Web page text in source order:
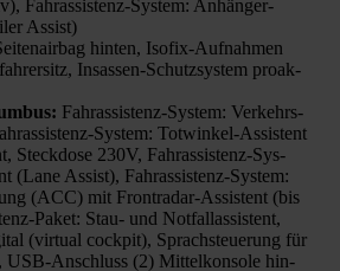
Fahr­as­sis­tenz-Sys­tem: Anhän­ger-
Assist)
hin­ten, Iso­fix-Auf­nah­men
Insas­sen-Schutz­sys­tem pro­ak­
Fahr­as­sis­tenz-Sys­tem: Ver­kehrs­
Sys­tem: Tot­win­kel-Assis­tent
Steck­do­se 230V, Fahr­as­sis­tenz-Sys­
(Lane Assist), Fahr­as­sis­tenz-Sys­tem:
(ACC) mit Front­ra­dar-Assis­tent (bis
Paket: Stau- und Not­fall­as­sis­tent,
(vir­tu­al cock­pit), Sprach­steue­rung für
USB-Anschluss (2) Mit­tel­kon­so­le hin­